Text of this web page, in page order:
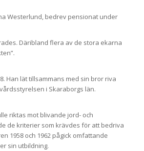
Westerlund, bedrev pensionat under
Däribland flera av de stora ekarna
Han lät tillsammans med sin bror riva
i Skaraborgs län.
riktas mot blivande jord- och
de kriterier som krävdes för att bedriva
1958 och 1962 pågick omfattande
sin utbildning.